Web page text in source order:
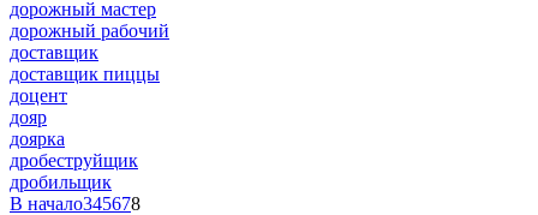
дорожный мастер
дорожный рабочий
доставщик
доставщик пиццы
доцент
дояр
доярка
дробеструйщик
дробильщик
В начало345678